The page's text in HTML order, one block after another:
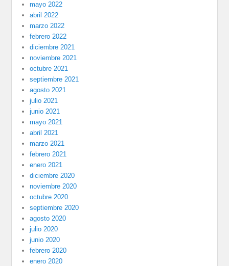
mayo 2022
abril 2022
marzo 2022
febrero 2022
diciembre 2021
noviembre 2021
octubre 2021
septiembre 2021
agosto 2021
julio 2021
junio 2021
mayo 2021
abril 2021
marzo 2021
febrero 2021
enero 2021
diciembre 2020
noviembre 2020
octubre 2020
septiembre 2020
agosto 2020
julio 2020
junio 2020
febrero 2020
enero 2020